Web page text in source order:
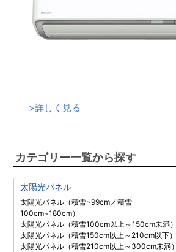
>詳しく見る
カテゴリー一覧から探す
太陽光パネル
太陽光パネル（積雪~99cm／積雪
100cm~180cm）
太陽光パネル（積雪100cm以上～150cm未満）
太陽光パネル（積雪150cm以上～210cm以下）
太陽光パネル（積雪210cm以上～300cm未満）